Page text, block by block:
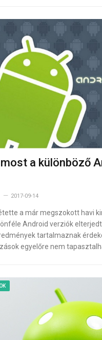
a különböző
2017-09-14
a már megszokott havi
Android verziók
tartalmaznak
egyelőre nem